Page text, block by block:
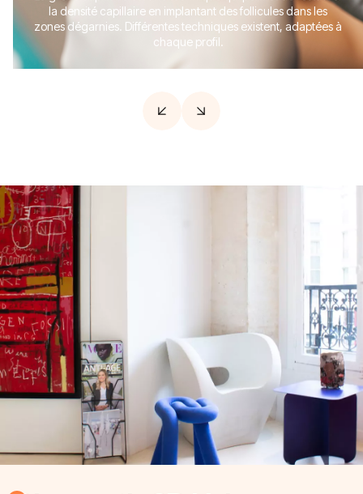
la densité capillaire en implantant des follicules dans les
zones dégarnies. Différentes techniques existent, adaptées à
chaque profil.